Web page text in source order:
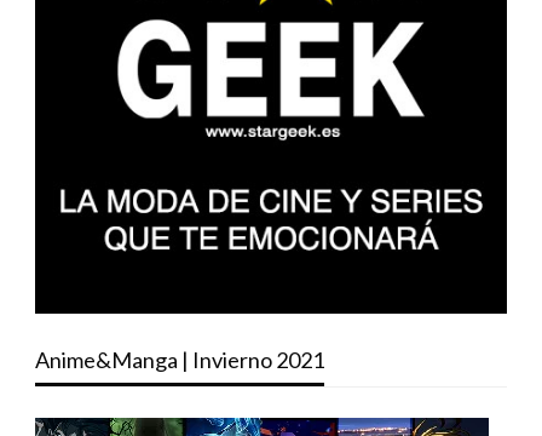
Anime&Manga | Invierno 2021